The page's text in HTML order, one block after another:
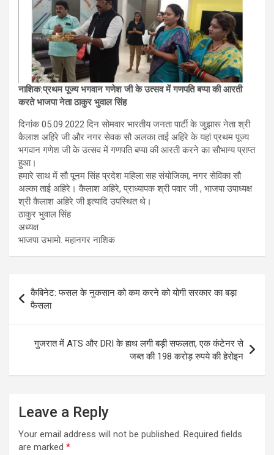
नाशिक:प्रथम पूज्य भगवान गणेश जी के उत्सव में गणपति बप्पा की आरती
करते भाजपा नेता ठाकुर भुवाल सिंह
दिनांक 05.09.2022 दिन सोमवार भारतीय जनता पार्टी के जुझारू नेता श्री
कैलाश अहिरे जी और नगर सेवक सौ अलका ताई अहिरे के यहां प्रथम पूज्य
भगवान गणेश जी के उत्सव में गणपति बप्पा की आरती करने का सौभाग्य प्राप्त
हुआ।
हमारे साथ में सौ पूनम सिंह प्रदेश महिला सह संयोजिका, नगर सेविका सौ
अल्का ताई अहिरे। कैलाश अहिरे, प्राध्यापक श्री पवार जी , भाजपा उपाध्यक्ष
श्री कैलाश अहिरे जी इत्यादि उपस्थित थे।
ठाकुर भुवाल सिंह
अध्यक्ष
भाजपा उभामो. महानगर नाशिक
Post
navigation
कैबिनेट: फसल के नुकसान को कम करने को योगी सरकार का बड़ा
फैसला
गुजरात में ATS और DRI के हाथ लगी बड़ी सफलता, एक कंटेनर से
जब्त की 198 करोड़ रुपये की हेरोइन
Leave a Reply
Your email address will not be published. Required fields
are marked *